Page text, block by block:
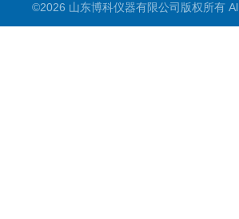
©2026 山东博科仪器有限公司版权所有